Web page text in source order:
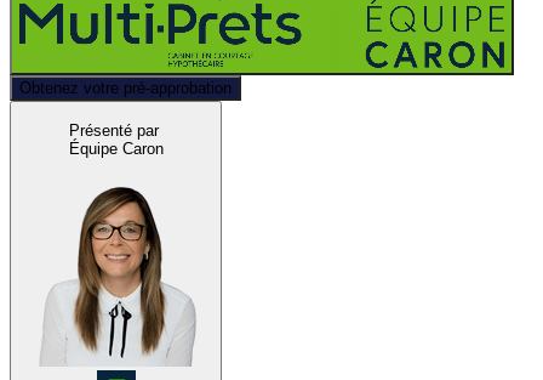
Obtenez votre pré-approbation
Présenté par
Équipe Caron